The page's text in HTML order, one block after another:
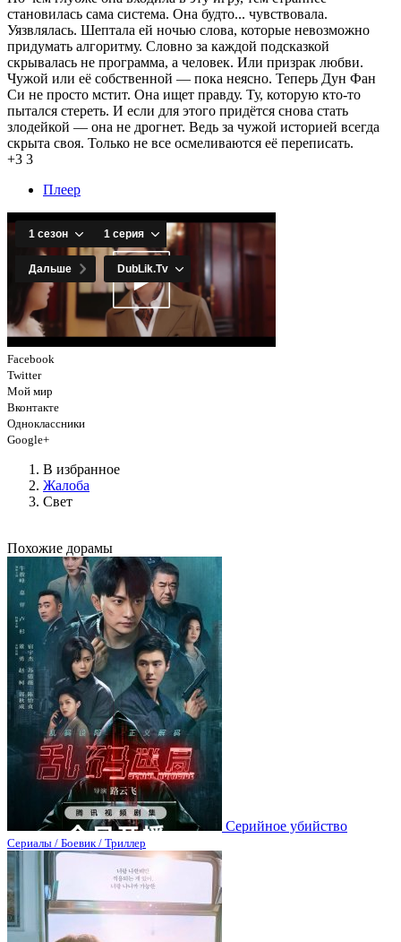
становилась сама система. Она будто... чувствовала.
Уязвлялась. Шептала ей ночью слова, которые невозможно
придумать алгоритму. Словно за каждой подсказкой
скрывалась не программа, а человек. Или призрак любви.
Чужой или её собственной — пока неясно. Теперь Дун Фан
Си не просто мстит. Она ищет правду. Ту, которую кто-то
пытался стереть. И если для этого придётся снова стать
злодейкой — она не дрогнет. Ведь за чужой историей всегда
скрыта своя. Только не все осмеливаются её переписать.
+3 3
Плеер
Facebook
Twitter
Мой мир
Вконтакте
Одноклассники
Google+
В избранное
Жалоба
Свет
Похожие дорамы
Серийное убийство
Сериалы / Боевик / Триллер